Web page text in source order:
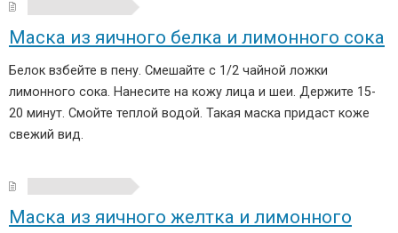
Маска из яичного белка и лимонного сока
Белок взбейте в пену. Смешайте с 1/2 чайной ложки
лимонного сока. Нанесите на кожу лица и шеи. Держите 15-
20 минут. Смойте теплой водой. Такая маска придаст коже
свежий вид.
Маска из яичного желтка и лимонного